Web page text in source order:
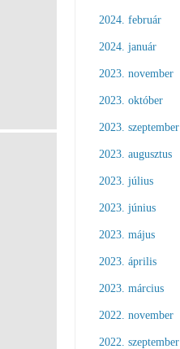
2024. február
2024. január
2023. november
2023. október
2023. szeptember
2023. augusztus
2023. július
2023. június
2023. május
2023. április
2023. március
2022. november
2022. szeptember